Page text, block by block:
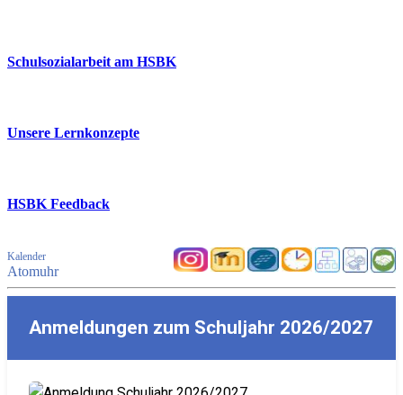
Schulsozialarbeit am HSBK
Unsere Lernkonzepte
HSBK Feedback
Kalender
Atomuhr
Anmeldungen zum Schuljahr 2026/2027